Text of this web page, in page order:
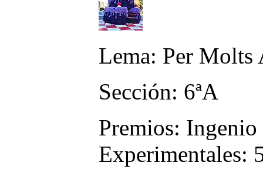
Lema: Per Molts
Sección: 6ªA
Premios:
Experimentales: